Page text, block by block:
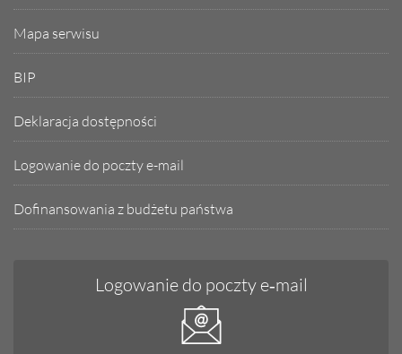
Mapa serwisu
BIP
Deklaracja dostępności
Logowanie do poczty e-mail
Dofinansowania z budżetu państwa
Logowanie do poczty e‑mail